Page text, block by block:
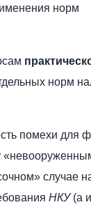
норм
норм
помехи для
случае
НКУ(а